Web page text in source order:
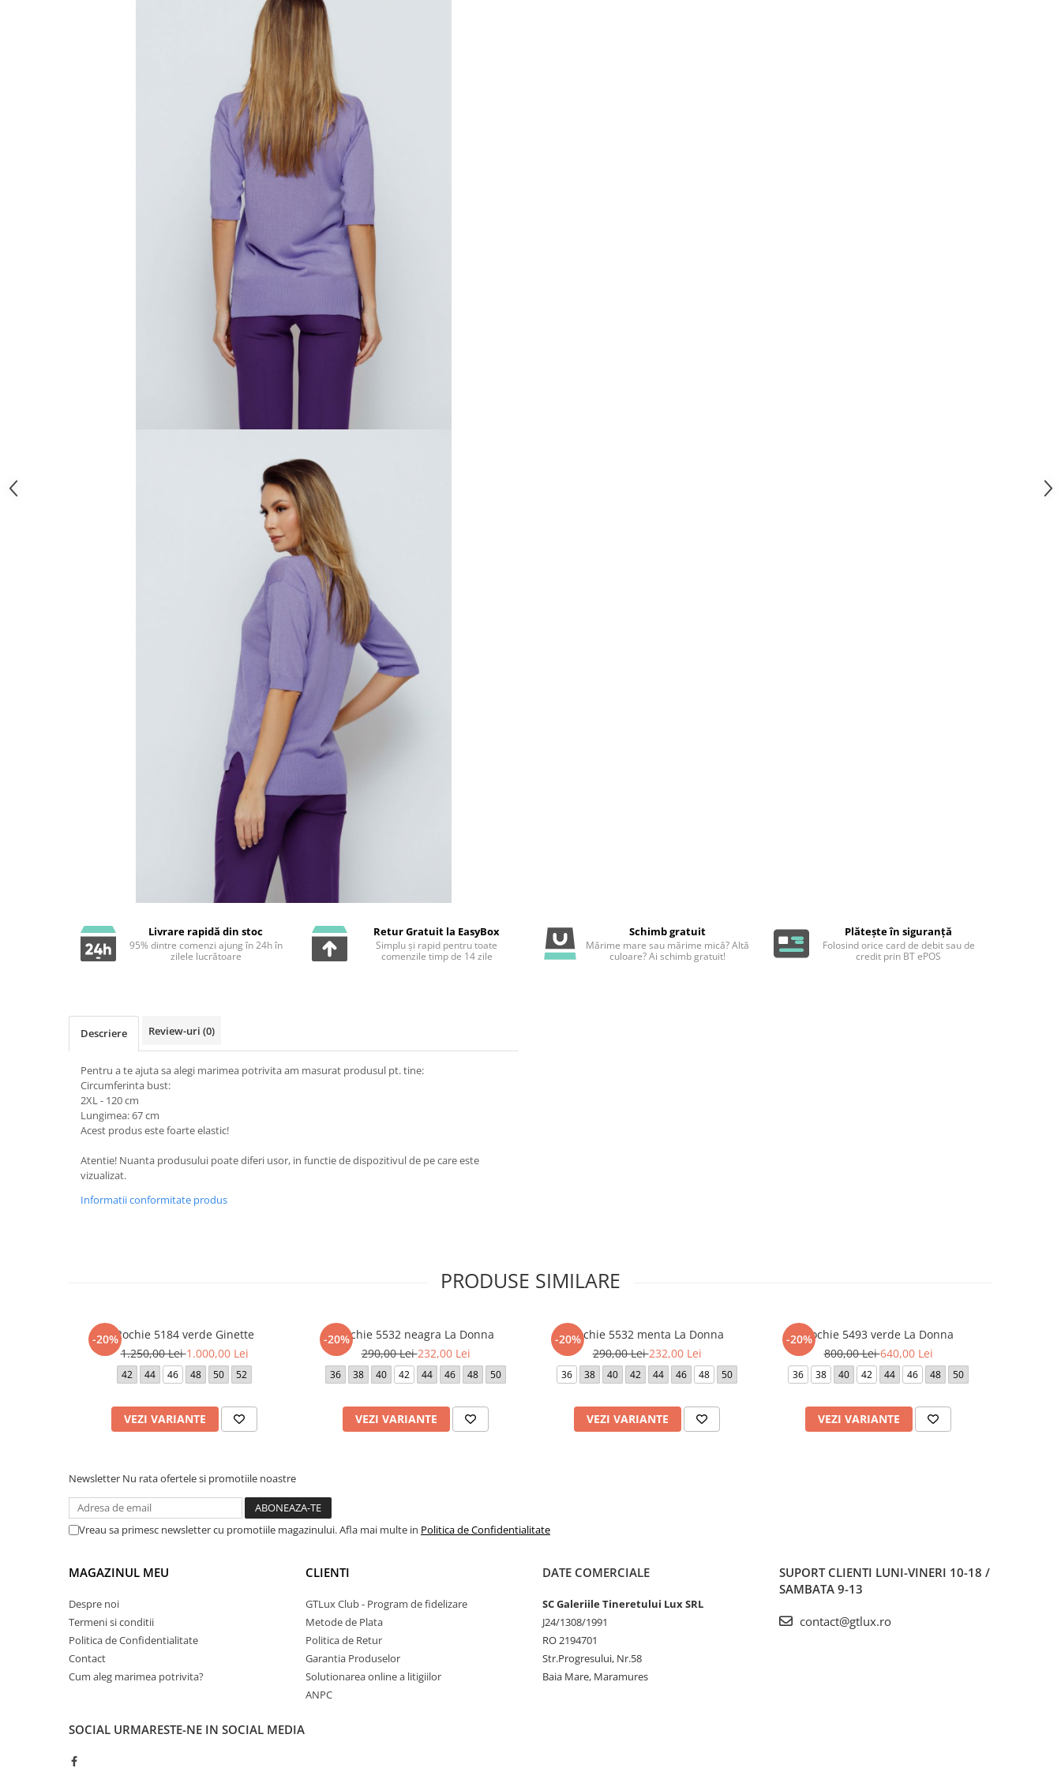
Livrare rapidă din stoc
95% dintre comenzi ajung în 24h în
zilele lucrătoare
Retur Gratuit la EasyBox
Simplu și rapid pentru toate
comenzile timp de 14 zile
Schimb gratuit
Mărime mare sau mărime mică? Altă
culoare? Ai schimb gratuit!
Plătește în siguranță
Folosind orice card de debit sau de
credit prin BT ePOS
Descriere Review-uri (0)
Pentru a te ajuta sa alegi marimea potrivita am masurat produsul pt. tine:
Circumferinta bust:
2XL - 120 cm
Lungimea: 67 cm
Acest produs este foarte elastic!
Atentie! Nuanta produsului poate diferi usor, in functie de dispozitivul de pe care este
vizualizat.
Informatii conformitate produs
PRODUSE SIMILARE
-20%Rochie 5184 verde Ginette
1.250,00 Lei1.000,00 Lei
42 44 46 48 50 52
VEZI VARIANTE
-20%Rochie 5532 neagra La Donna
290,00 Lei232,00 Lei
36 38 40 42 44 46 48 50
VEZI VARIANTE
-20%Rochie 5532 menta La Donna
290,00 Lei232,00 Lei
36 38 40 42 44 46 48 50
VEZI VARIANTE
-20%Rochie 5493 verde La Donna
800,00 Lei640,00 Lei
36 38 40 42 44 46 48 50
VEZI VARIANTE
Newsletter Nu rata ofertele si promotiile noastre
Vreau sa primesc newsletter cu promotiile magazinului. Afla mai multe in Politica de Confidentialitate
MAGAZINUL MEU
Despre noi
Termeni si conditii
Politica de Confidentialitate
Contact
Cum aleg marimea potrivita?
CLIENTI
GTLux Club - Program de fidelizare
Metode de Plata
Politica de Retur
Garantia Produselor
Solutionarea online a litigiilor
ANPC
DATE COMERCIALE
SC Galeriile Tineretului Lux SRL
J24/1308/1991
RO 2194701
Str.Progresului, Nr.58
Baia Mare, Maramures
SUPORT CLIENTI LUNI-VINERI 10-18 /
SAMBATA 9-13
contact@gtlux.ro
SOCIAL URMARESTE-NE IN SOCIAL MEDIA